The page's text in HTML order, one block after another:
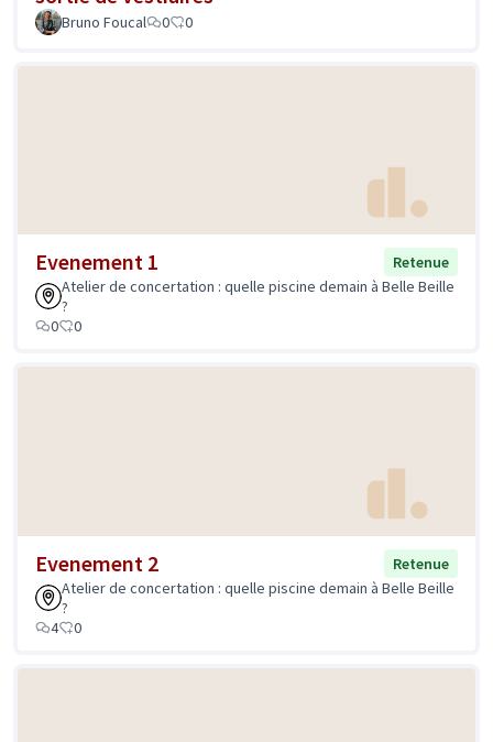
Bruno Foucal 0 0
Evenement 1
Retenue
Atelier de concertation : quelle piscine demain à Belle Beille
?
0
0
Evenement 2
Retenue
Atelier de concertation : quelle piscine demain à Belle Beille
?
4
0